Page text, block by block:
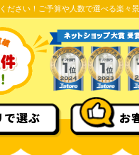
ださい！ご予算や人数で選べる楽々
で選ぶ お